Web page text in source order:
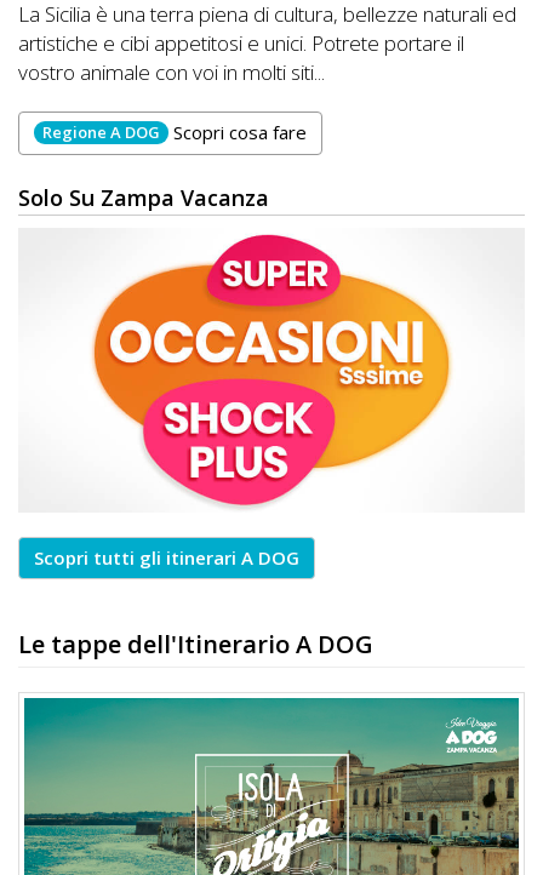
La Sicilia è una terra piena di cultura, bellezze naturali ed
artistiche e cibi appetitosi e unici. Potrete portare il
vostro animale con voi in molti siti...
Regione A DOG Scopri cosa fare
Solo Su Zampa Vacanza
Scopri tutti gli itinerari A DOG
Le tappe dell'Itinerario A DOG